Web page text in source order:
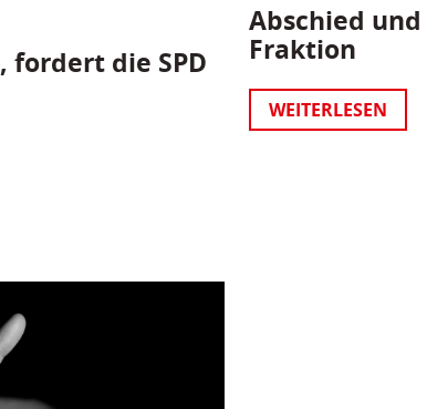
fordert die SPD
Abschied
Fraktion
WEITERLESEN